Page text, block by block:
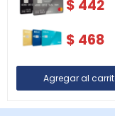
$ 442
$ 468